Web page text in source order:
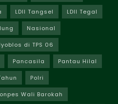
LDII Tangsel LDII Tegal
Nasional
di TPS 06
Pancasila Pantau Hilal
Polri
Wali Barokah